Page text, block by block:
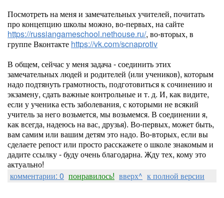
Посмотреть на меня и замечательных учителей, почитать
про концепцию школы можно, во-первых, на сайте
https://russiangameschool.nethouse.ru/, во-вторых, в
группе Вконтакте https://vk.com/scnaprotiv
В общем, сейчас у меня задача - соединить этих
замечательных людей и родителей (или учеников), которым
надо подтянуть грамотность, подготовиться к сочинению и
экзамену, сдать важные контрольные и т. д. И, как видите,
если у ученика есть заболевания, с которыми не всякий
учитель за него возьмется, мы возьмемся. В соединении я,
как всегда, надеюсь на вас, друзья). Во-первых, может быть,
вам самим или вашим детям это надо. Во-вторых, если вы
сделаете репост или просто расскажете о школе знакомым и
дадите ссылку - буду очень благодарна. Жду тех, кому это
актуально!
комментарии: 0 понравилось! вверх^ к полной версии